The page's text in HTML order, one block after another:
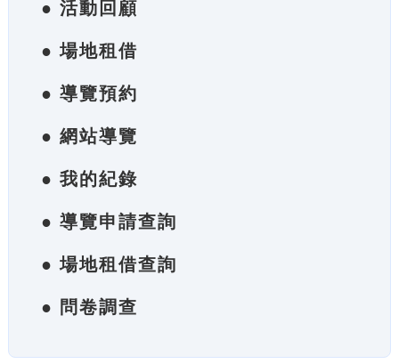
● 活動回顧
● 場地租借
● 導覽預約
● 網站導覽
● 我的紀錄
● 導覽申請查詢
● 場地租借查詢
● 問卷調查